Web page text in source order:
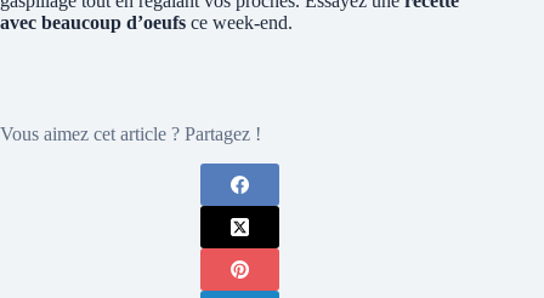
avec beaucoup d’oeufs ce week-end.
Vous aimez cet article ? Partagez !